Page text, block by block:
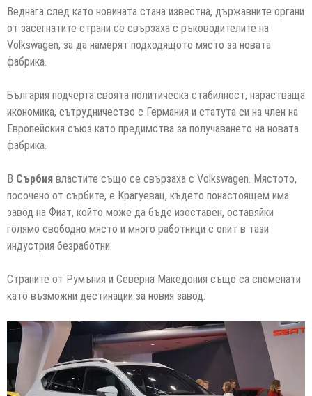
Веднага след като новината стана известна, държавните органи
от засегнатите страни се свързаха с ръководителите на
Volkswagen, за да намерят подходящото място за новата
фабрика.
България подчерта своята политическа стабилност, нарастваща
икономика, сътрудничество с Германия и статута си на член на
Европейския съюз като предимства за получаването на новата
фабрика.
В Сърбия властите също се свързаха с Volkswagen. Мястото,
посочено от сърбите, е Крагуевац, където понастоящем има
завод на Фиат, който може да бъде изоставен, оставяйки
голямо свободно място и много работници с опит в тази
индустрия безработни.
Страните от Румъния и Северна Македония също са споменати
като възможни дестинации за новия завод.